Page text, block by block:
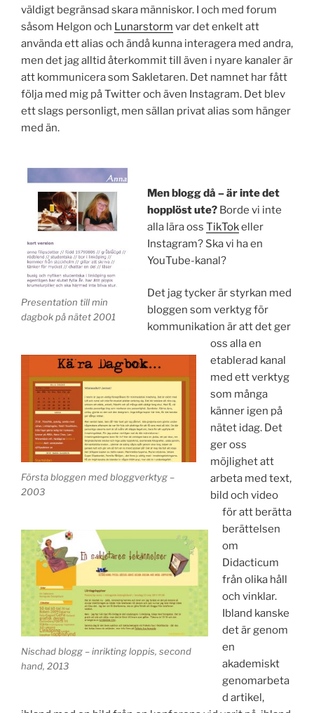
väldigt begränsad skara människor. I och med forum
såsom Helgon och Lunarstorm var det enkelt att
använda ett alias och ändå kunna interagera med andra,
men det jag alltid återkommit till även i nyare kanaler är
att kommunicera som Sakletaren. Det namnet har fått
följa med mig på Twitter och även Instagram. Det blev
ett slags personligt, men sällan privat alias som hänger
med än.
Presentation till min
dagbok på nätet 2001
Första bloggen med bloggverktyg –
2003
Nischad blogg – inrikting loppis, second
hand, 2013
Men blogg då – är inte det
hopplöst ute?Borde vi inte
alla lära oss TikTokeller
Instagram? Ska vi ha en
YouTube-kanal?
Det jag tycker är styrkan med
bloggen som verktyg för
kommunikation är att det ger
oss alla en
etablerad kanal
med ett verktyg
som många
känner igen på
nätet idag. Det
ger oss
möjlighet att
arbeta med text,
bild och video
för att berätta
berättelsen
om
Didacticum
från olika håll
och vinklar.
Ibland kanske
det är genom
en
akademiskt
genomarbeta
d artikel,